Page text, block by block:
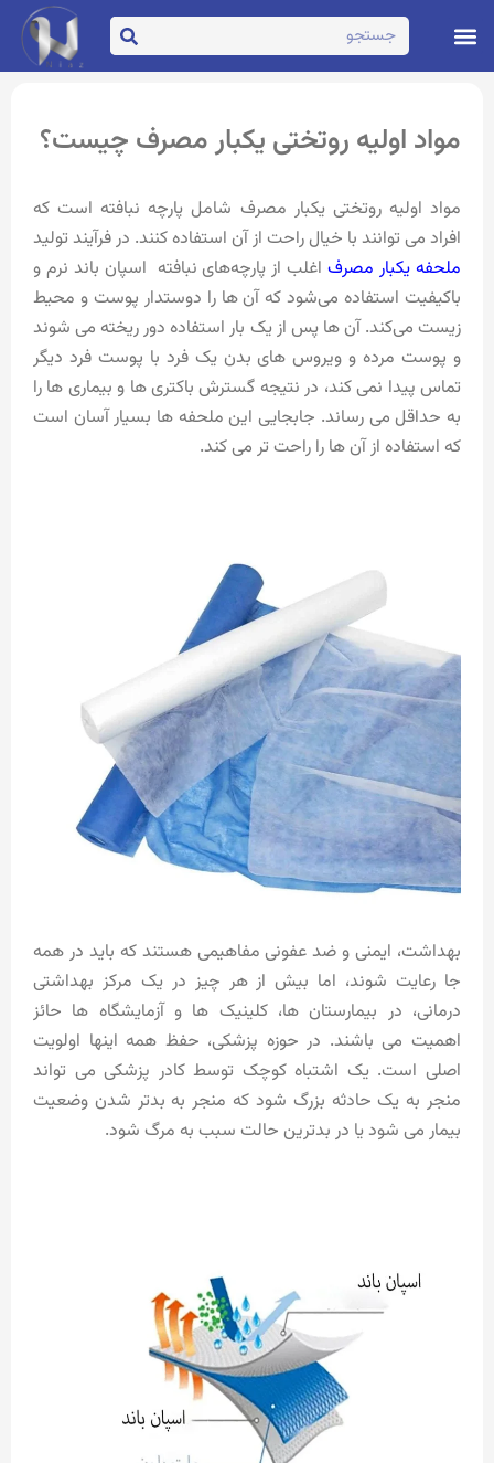
مواد اولیه روتختی یکبار مصرف چیست؟
مواد اولیه روتختی یکبار مصرف شامل پارچه نبافته است که
افراد می توانند با خیال راحت از آن استفاده کنند. در فرآیند تولید
ملحفه یکبار مصرفاغلب از پارچه‌های نبافته اسپان باند نرم و
باکیفیت استفاده می‌شود که آن ها را دوستدار پوست و محیط‌
زیست می‌کند. آن ها پس از یک بار استفاده دور ریخته می شوند
و پوست مرده و ویروس های بدن یک فرد با پوست فرد دیگر
تماس پیدا نمی کند، در نتیجه گسترش باکتری ها و بیماری ها را
به حداقل می رساند. جابجایی این ملحفه ها بسیار آسان است
که استفاده از آن ها را راحت تر می کند.
بهداشت، ایمنی و ضد عفونی مفاهیمی هستند که باید در همه
جا رعایت شوند، اما بیش از هر چیز در یک مرکز بهداشتی
درمانی، در بیمارستان ها، کلینیک ها و آزمایشگاه ها حائز
اهمیت می باشند. در حوزه پزشکی، حفظ همه اینها اولویت
اصلی است. یک اشتباه کوچک توسط کادر پزشکی می تواند
منجر به یک حادثه بزرگ شود که منجر به بدتر شدن وضعیت
بیمار می شود یا در بدترین حالت سبب به مرگ شود.